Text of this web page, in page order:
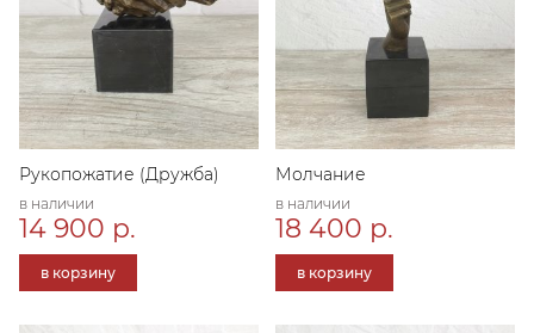
Рукопожатие (Дружба)
в наличии
14 900 р.
в корзину
Молчание
в наличии
18 400 р.
в корзину